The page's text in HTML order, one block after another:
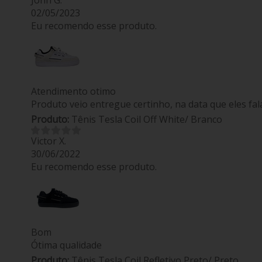
02/05/2023
Eu recomendo esse produto.
Atendimento otimo
Produto veio entregue certinho, na data que eles
Produto: Tênis Tesla Coil Off White/ Branco
Victor X.
30/06/2022
Eu recomendo esse produto.
Bom
Ótima qualidade